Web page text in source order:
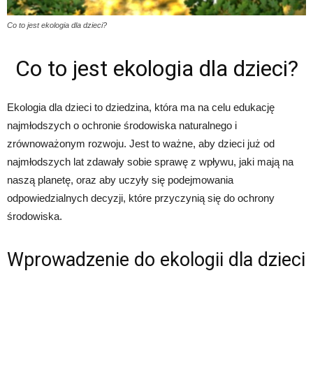
Co to jest ekologia dla dzieci?
Co to jest ekologia dla dzieci?
Ekologia dla dzieci to dziedzina, która ma na celu edukację
najmłodszych o ochronie środowiska naturalnego i
zrównoważonym rozwoju. Jest to ważne, aby dzieci już od
najmłodszych lat zdawały sobie sprawę z wpływu, jaki mają na
naszą planetę, oraz aby uczyły się podejmowania
odpowiedzialnych decyzji, które przyczynią się do ochrony
środowiska.
Wprowadzenie do ekologii dla dzieci